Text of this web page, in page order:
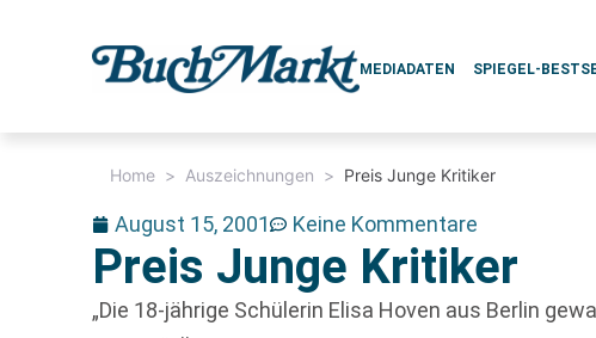
MEDIADATEN SPIEGEL-
Home > Auszeichnungen > Preis Junge Kritiker
August 15, 2001 Keine Kommentare
Preis Junge Kritiker
„Die 18-jährige Schülerin Elisa Hoven aus Berlin